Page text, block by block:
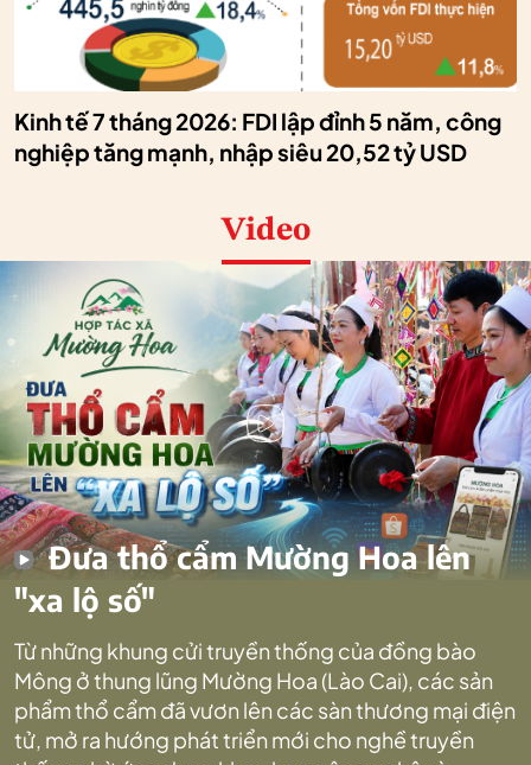
Kinh tế 7 tháng 2026: FDI lập đỉnh 5 năm, công
nghiệp tăng mạnh, nhập siêu 20,52 tỷ USD
Video
Đưa thổ cẩm Mường Hoa lên
"xa lộ số"
Từ những khung cửi truyền thống của đồng bào
Mông ở thung lũng Mường Hoa (Lào Cai), các sản
phẩm thổ cẩm đã vươn lên các sàn thương mại điện
tử, mở ra hướng phát triển mới cho nghề truyền